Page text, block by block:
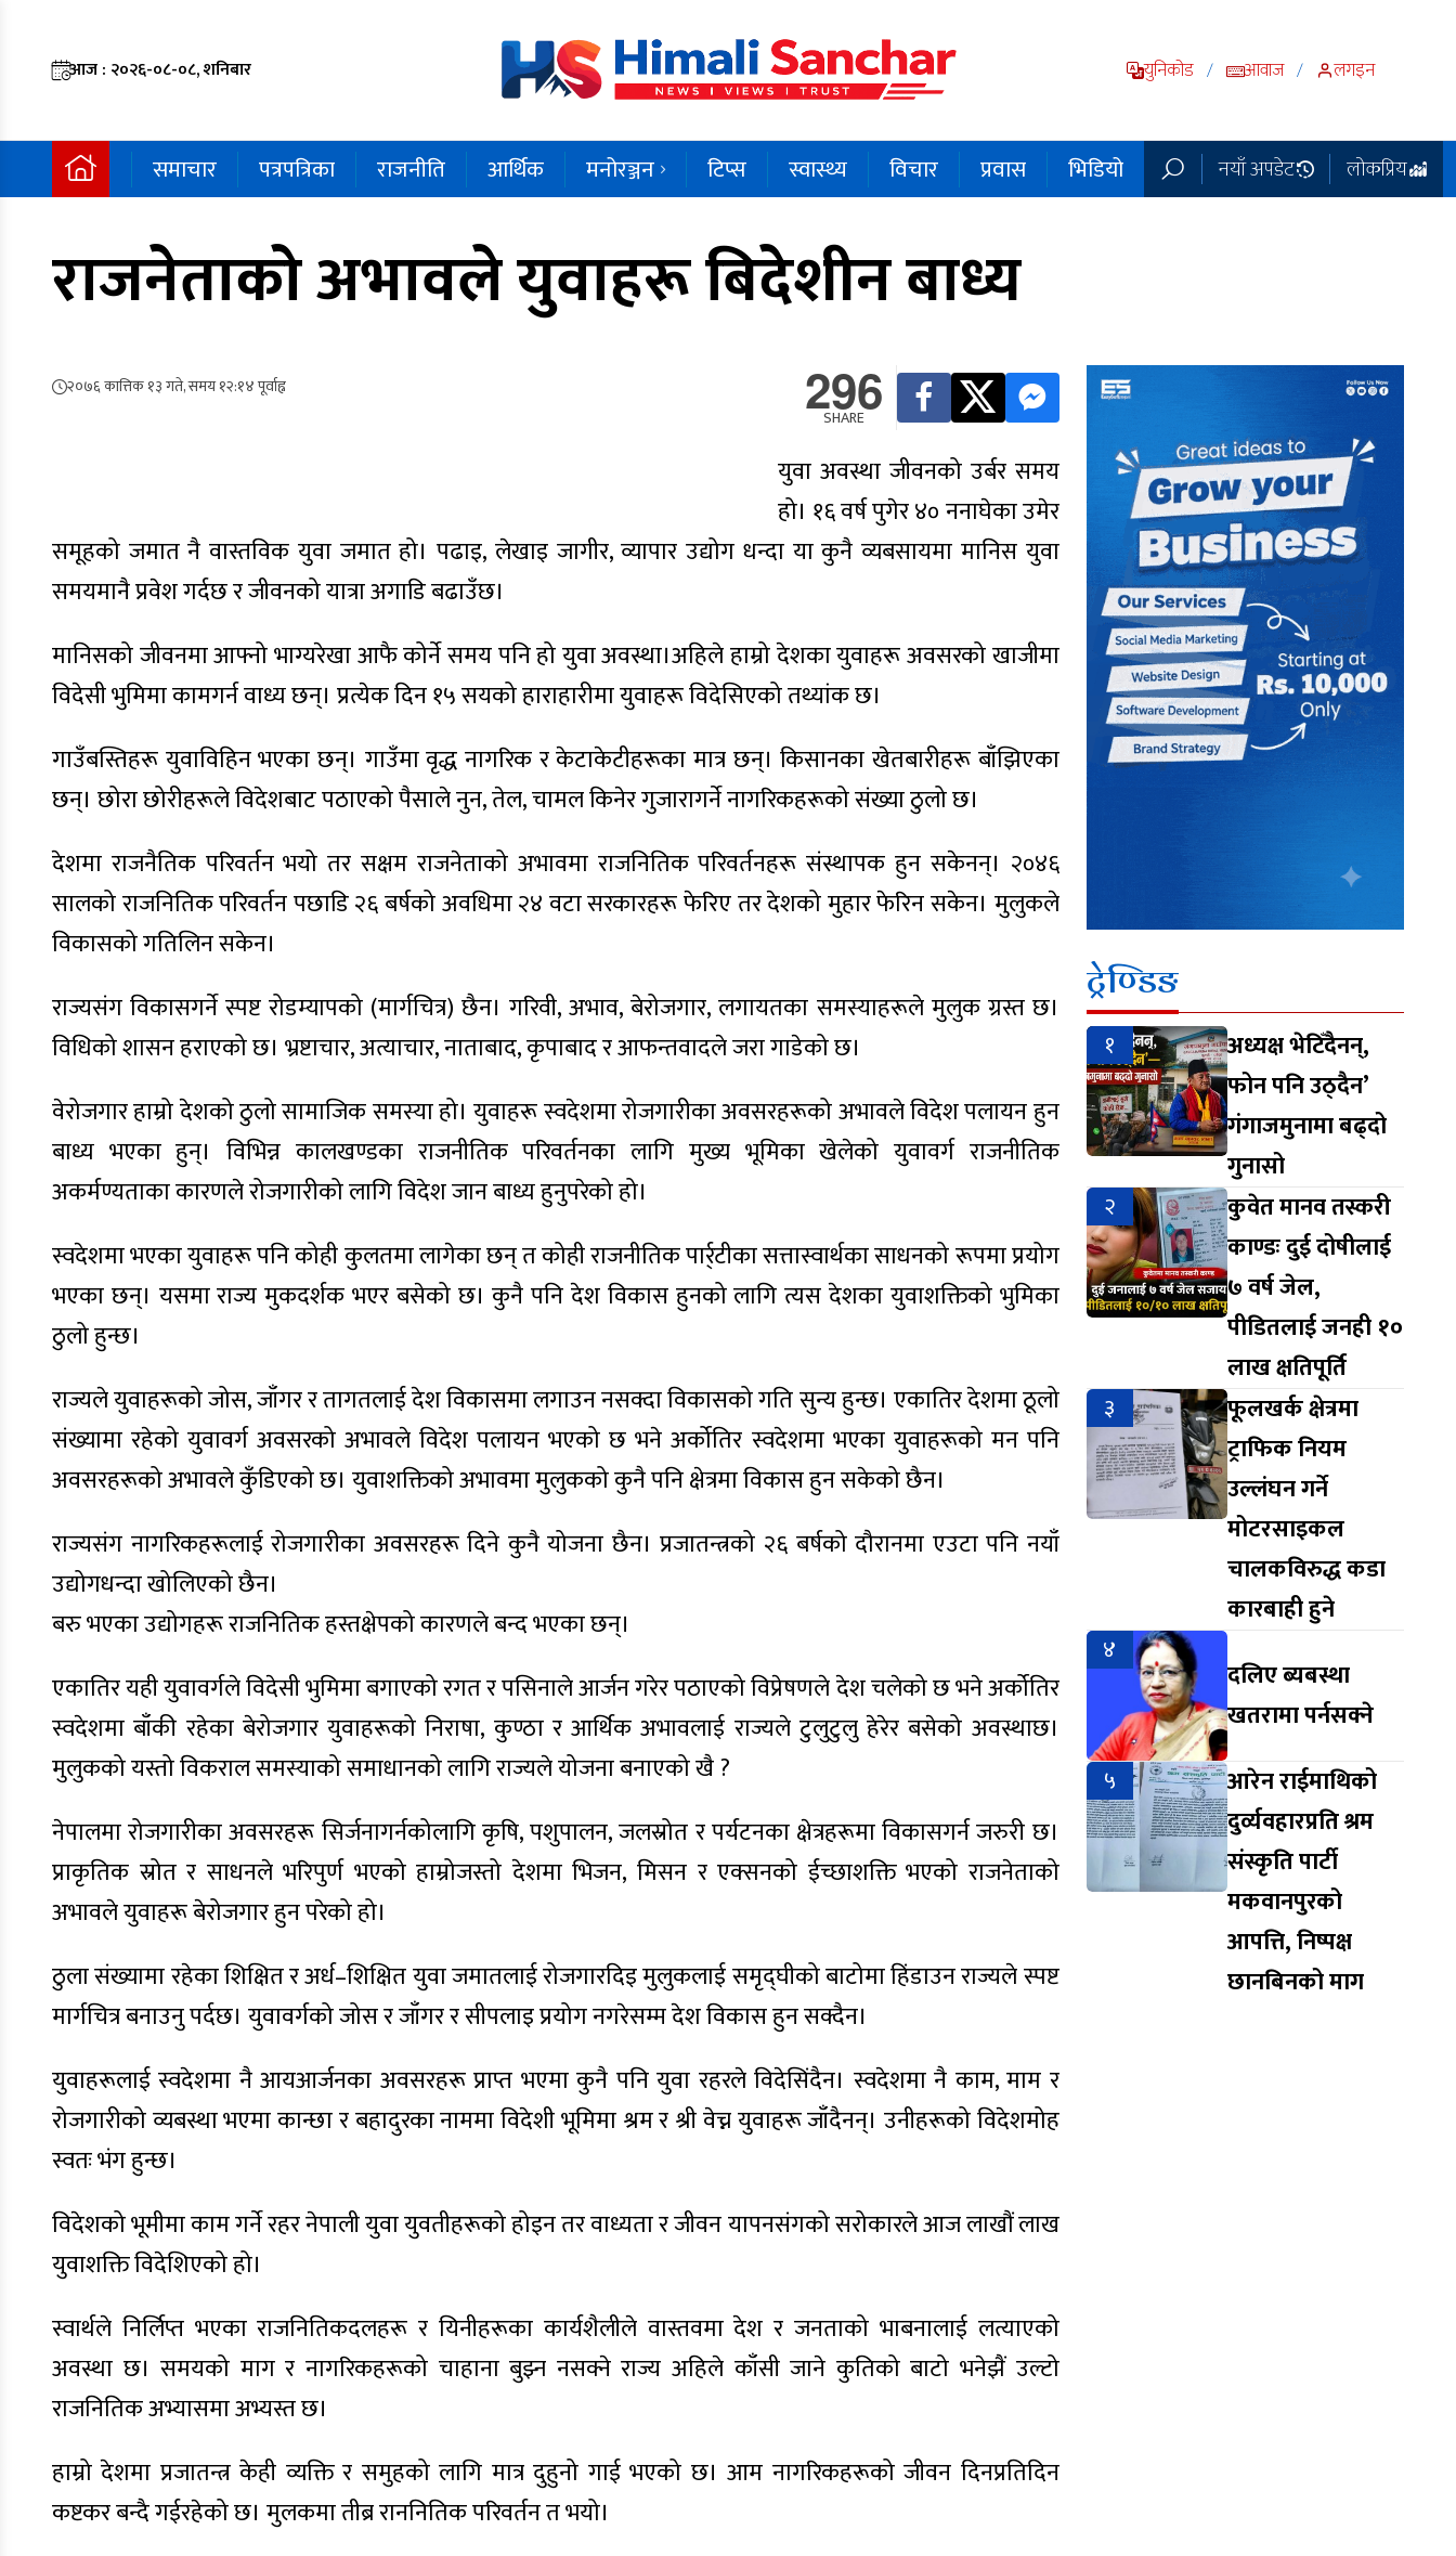
आज : २०२६-०८-०८, शनिबार युनिकोड / आवाज / लगइन
समाचार पत्रपत्रिका राजनीति आर्थिक मनोरञ्जन टिप्स स्वास्थ्य विचार प्रवास भिडियो नयाँ अपडेट लोकप्रिय
राजनेताको अभावले युवाहरू बिदेशीन बाध्य
२०७६ कात्तिक १३ गते, समय १२:१४ पूर्वाह्न 296
SHARE
युवा अवस्था जीवनको उर्बर समय
हो। १६ वर्ष पुगेर ४० ननाघेका उमेर
समूहको जमात नै वास्तविक युवा जमात हो। पढाइ, लेखाइ जागीर, व्यापार उद्योग धन्दा या कुनै व्यबसायमा मानिस युवा
समयमानै प्रवेश गर्दछ र जीवनको यात्रा अगाडि बढाउँछ।
मानिसको जीवनमा आफ्नो भाग्यरेखा आफै कोर्ने समय पनि हो युवा अवस्था।अहिले हाम्रो देशका युवाहरू अवसरको खाजीमा
विदेसी भुमिमा कामगर्न वाध्य छन्। प्रत्येक दिन १५ सयको हाराहारीमा युवाहरू विदेसिएको तथ्यांक छ।
गाउँबस्तिहरू युवाविहिन भएका छन्। गाउँमा वृद्ध नागरिक र केटाकेटीहरूका मात्र छन्। किसानका खेतबारीहरू बाँझिएका
छन्। छोरा छोरीहरूले विदेशबाट पठाएको पैसाले नुन, तेल, चामल किनेर गुजारागर्ने नागरिकहरूको संख्या ठुलो छ।
देशमा राजनैतिक परिवर्तन भयो तर सक्षम राजनेताको अभावमा राजनितिक परिवर्तनहरू संस्थापक हुन सकेनन्। २०४६
सालको राजनितिक परिवर्तन पछाडि २६ बर्षको अवधिमा २४ वटा सरकारहरू फेरिए तर देशको मुहार फेरिन सकेन। मुलुकले
विकासको गतिलिन सकेन।
राज्यसंग विकासगर्ने स्पष्ट रोडम्यापको (मार्गचित्र) छैन। गरिवी, अभाव, बेरोजगार, लगायतका समस्याहरूले मुलुक ग्रस्त छ।
विधिको शासन हराएको छ। भ्रष्टाचार, अत्याचार, नाताबाद, कृपाबाद र आफन्तवादले जरा गाडेको छ।
वेरोजगार हाम्रो देशको ठुलो सामाजिक समस्या हो। युवाहरू स्वदेशमा रोजगारीका अवसरहरूको अभावले विदेश पलायन हुन
बाध्य भएका हुन्। विभिन्न कालखण्डका राजनीतिक परिवर्तनका लागि मुख्य भूमिका खेलेको युवावर्ग राजनीतिक
अकर्मण्यताका कारणले रोजगारीको लागि विदेश जान बाध्य हुनुपरेको हो।
स्वदेशमा भएका युवाहरू पनि कोही कुलतमा लागेका छन् त कोही राजनीतिक पार्र्टीका सत्तास्वार्थका साधनको रूपमा प्रयोग
भएका छन्। यसमा राज्य मुकदर्शक भएर बसेको छ। कुनै पनि देश विकास हुनको लागि त्यस देशका युवाशक्तिको भुमिका
ठुलो हुन्छ।
राज्यले युवाहरूको जोस, जाँगर र तागतलाई देश विकासमा लगाउन नसक्दा विकासको गति सुन्य हुन्छ। एकातिर देशमा ठूलो
संख्यामा रहेको युवावर्ग अवसरको अभावले विदेश पलायन भएको छ भने अर्कोतिर स्वदेशमा भएका युवाहरूको मन पनि
अवसरहरूको अभावले कुँडिएको छ। युवाशक्तिको अभावमा मुलुकको कुनै पनि क्षेत्रमा विकास हुन सकेको छैन।
राज्यसंग नागरिकहरूलाई रोजगारीका अवसरहरू दिने कुनै योजना छैन। प्रजातन्त्रको २६ बर्षको दौरानमा एउटा पनि नयाँ
उद्योगधन्दा खोलिएको छैन।
बरु भएका उद्योगहरू राजनितिक हस्तक्षेपको कारणले बन्द भएका छन्।
एकातिर यही युवावर्गले विदेसी भुमिमा बगाएको रगत र पसिनाले आर्जन गरेर पठाएको विप्रेषणले देश चलेको छ भने अर्कोतिर
स्वदेशमा बाँकी रहेका बेरोजगार युवाहरूको निराषा, कुण्ठा र आर्थिक अभावलाई राज्यले टुलुटुलु हेरेर बसेको अवस्थाछ।
मुलुकको यस्तो विकराल समस्याको समाधानको लागि राज्यले योजना बनाएको खै ?
नेपालमा रोजगारीका अवसरहरू सिर्जनागर्नकोलागि कृषि, पशुपालन, जलस्रोत र पर्यटनका क्षेत्रहरूमा विकासगर्न जरुरी छ।
प्राकृतिक स्रोत र साधनले भरिपुर्ण भएको हाम्रोजस्तो देशमा भिजन, मिसन र एक्सनको ईच्छाशक्ति भएको राजनेताको
अभावले युवाहरू बेरोजगार हुन परेको हो।
ठुला संख्यामा रहेका शिक्षित र अर्ध–शिक्षित युवा जमातलाई रोजगारदिइ मुलुकलाई समृद्घीको बाटोमा हिंडाउन राज्यले स्पष्ट
मार्गचित्र बनाउनु पर्दछ। युवावर्गको जोस र जाँगर र सीपलाइ प्रयोग नगरेसम्म देश विकास हुन सक्दैन।
युवाहरूलाई स्वदेशमा नै आयआर्जनका अवसरहरू प्राप्त भएमा कुनै पनि युवा रहरले विदेसिंदैन। स्वदेशमा नै काम, माम र
रोजगारीको व्यबस्था भएमा कान्छा र बहादुरका नाममा विदेशी भूमिमा श्रम र श्री वेच्न युवाहरू जाँदैनन्। उनीहरूको विदेशमोह
स्वतः भंग हुन्छ।
विदेशको भूमीमा काम गर्ने रहर नेपाली युवा युवतीहरूको होइन तर वाध्यता र जीवन यापनसंगको सरोकारले आज लाखौं लाख
युवाशक्ति विदेशिएको हो।
स्वार्थले निर्लिप्त भएका राजनितिकदलहरू र यिनीहरूका कार्यशैलीले वास्तवमा देश र जनताको भाबनालाई लत्याएको
अवस्था छ। समयको माग र नागरिकहरूको चाहाना बुझ्न नसक्ने राज्य अहिले काँसी जाने कुतिको बाटो भनेझैं उल्टो
राजनितिक अभ्यासमा अभ्यस्त छ।
हाम्रो देशमा प्रजातन्त्र केही व्यक्ति र समुहको लागि मात्र दुहुनो गाई भएको छ। आम नागरिकहरूको जीवन दिनप्रतिदिन
कष्टकर बन्दै गईरहेको छ। मुलकमा तीब्र राननितिक परिवर्तन त भयो।
ट्रेण्डिङ
१
अध्यक्ष भेटिँदैनन्,
फोन पनि उठ्दैन’
गंगाजमुनामा बढ्दो
गुनासो
२
कुवेत मानव तस्करी
काण्डः दुई दोषीलाई
७ वर्ष जेल,
पीडितलाई जनही १०
लाख क्षतिपूर्ति
३
फूलखर्क क्षेत्रमा
ट्राफिक नियम
उल्लंघन गर्ने
मोटरसाइकल
चालकविरुद्ध कडा
कारबाही हुने
४
दलिए ब्यबस्था
खतरामा पर्नसक्ने
५
आरेन राईमाथिको
दुर्व्यवहारप्रति श्रम
संस्कृति पार्टी
मकवानपुरको
आपत्ति, निष्पक्ष
छानबिनको माग